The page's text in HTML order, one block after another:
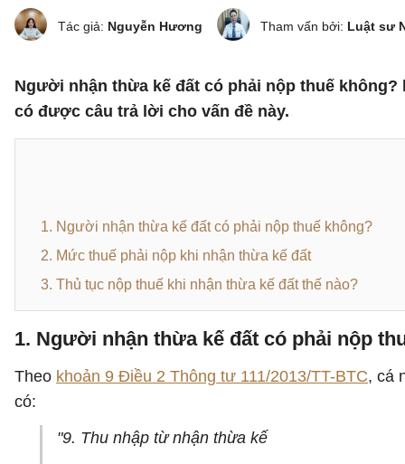
Tác giả: Nguyễn Hương Tham vấn bởi: Luật sư
Người nhận thừa kế đất có phải nộp thuế
có được câu trả lời cho vấn đề này.
1. Người nhận thừa kế đất có phải nộp thuế không?
2. Mức thuế phải nộp khi nhận thừa kế đất
3. Thủ tục nộp thuế khi nhận thừa kế đất thế nào?
1. Người nhận thừa kế đất có phải nộp
Theo khoản 9 Điều 2 Thông tư 111/2013/TT-BTC, cá
có:
"9. Thu nhập từ nhận thừa kế